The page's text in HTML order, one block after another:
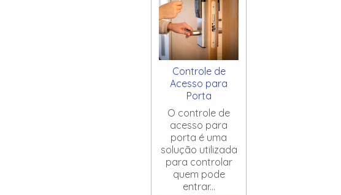
Controle de
Acesso para
Porta
O controle de
acesso para
porta é uma
solução utilizada
para controlar
quem pode
entrar...